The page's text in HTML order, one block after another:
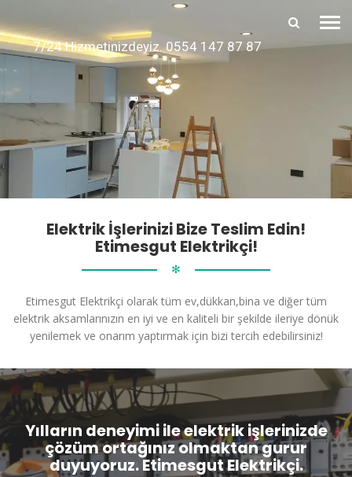
7/24 Hizmetinizdeyiz. 0554 147 87 87
Elektrik İşlerinizi Bize Teslim Edin!
Etimesgut Elektrikçi!
✻
Etimesgut Elektrikçi olarak tüm ev,dükkan,bina ve diğer tüm
elektrik aksamlarınızın en iyi ve en kaliteli bir şekilde ileriye dönük
yenilemek ve onarım yaptırmak için bizi tercih edebilirsiniz!
Yılların deneyimi ile elektrik işlerinizde
çözüm ortağınız olmaktan gurur
duyuyoruz. Etimesgut Elektrikçi.